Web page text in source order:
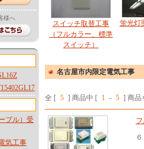
様へ
ブル）受
気工事
スイッチ取替工事
（フルカラー、標準
スイッチ）
蛍光灯
名古屋市内限定電気工事
全 [ 5 ] 商品中 [ 1 - 5 ] 商品